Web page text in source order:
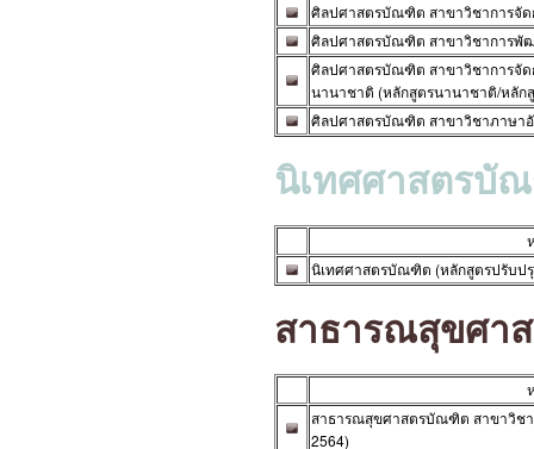
ศิลปศาสตรบัณฑิต สาขาวิชาการจัด
ศิลปศาสตรบัณฑิต สาขาวิชาการพั
ศิลปศาสตรบัณฑิต สาขาวิชาการจัด
นานาชาติ (หลักสูตรนานาชาติ/หลัก
ศิลปศาสตรบัณฑิต สาขาวิชาภาษาอั
นิเทศศาสตรบั
นิเทศศาสตรบัณฑิต (หลักสูตรปรับป
สาธารณสุขศา
สาธารณสุขศาสตรบัณฑิต สาขาวิช
2564)